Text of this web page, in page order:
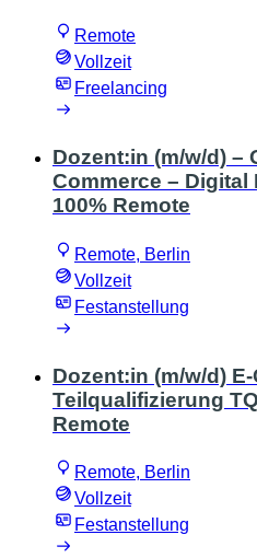
Remote
Vollzeit
Freelancing
Dozent:in (m/w/d) –
Commerce –
100% Remote
Remote, Berlin
Vollzeit
Festanstellung
Dozent:in (m/w/d)
Teilqualifizierung
Remote
Remote, Berlin
Vollzeit
Festanstellung